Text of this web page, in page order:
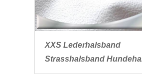
XXS Lederhalsband
Strasshalsband